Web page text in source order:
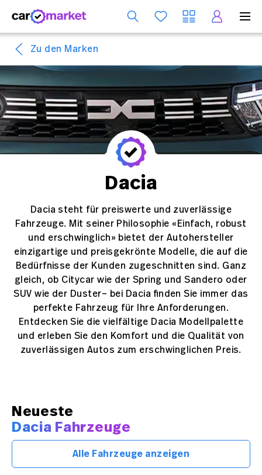
Zu den Marken
Dacia
Dacia steht für preiswerte und zuverlässige
Fahrzeuge. Mit seiner Philosophie «Einfach, robust
und erschwinglich» bietet der Autohersteller
einzigartige und preisgekrönte Modelle, die auf die
Bedürfnisse der Kunden zugeschnitten sind. Ganz
gleich, ob Citycar wie der Spring und Sandero oder
SUV wie der Duster– bei Dacia finden Sie immer das
perfekte Fahrzeug für Ihre Anforderungen.
Entdecken Sie die vielfältige Dacia Modellpalette
und erleben Sie den Komfort und die Qualität von
zuverlässigen Autos zum erschwinglichen Preis.
Neueste
Dacia Fahrzeuge
Alle Fahrzeuge anzeigen